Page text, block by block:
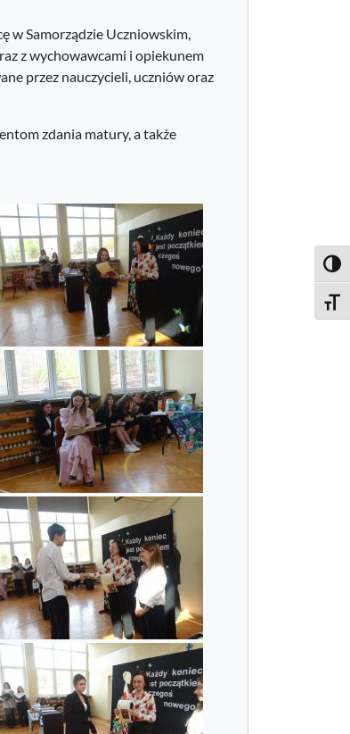
w Samorządzie Uczniowskim,
z wychowawcami i opiekunem
przez nauczycieli, uczniów oraz
zdania matury, a także